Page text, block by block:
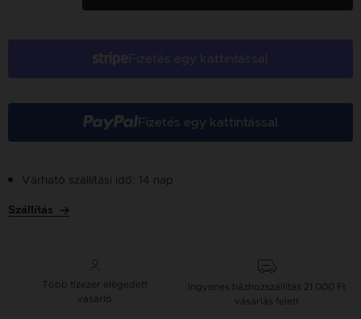
Fizetés egy kattintással
Várható szállítási idő: 14 nap
Szállítás
Több tízezer elégedett
vásárló
Ingyenes házhozszállítás 21 000 Ft
vásárlás felett